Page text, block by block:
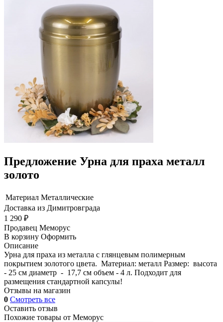
Предложение Урна для праха металл
золото
Материал Металлические
Доставка из Димитровграда
1 290 ₽
Продавец Меморус
В корзину Оформить
Описание
Урна для праха из металла с глянцевым полимерным
покрытием золотого цвета. Материал: металл Размер: высота
- 25 см диаметр - 17,7 см объем - 4 л. Подходит для
размещения стандартной капсулы!
Отзывы на магазин
0 Смотреть все
Оставить отзыв
Похожие товары от Меморус